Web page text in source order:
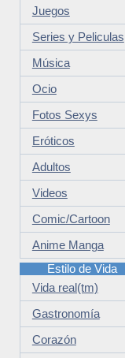
Juegos
Series y Peliculas
Música
Ocio
Fotos Sexys
Eróticos
Adultos
Videos
Comic/Cartoon
Anime Manga
Estilo de Vida
Vida real(tm)
Gastronomía
Corazón